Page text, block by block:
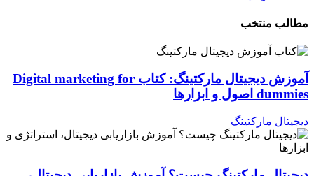
مطالب منتخب
آموزش دیجیتال مارکتینگ: کتاب Digital marketing for
dummies اصول و ابزارها
دیجیتال مارکتینگ